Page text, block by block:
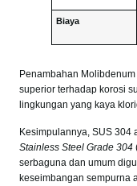
Biaya
Penambahan
superior terhadap korosi
lingkungan yang kaya
Kesimpulannya, SUS 304
Stainless Steel Grade 304
serbaguna dan umum
keseimbangan sempurna